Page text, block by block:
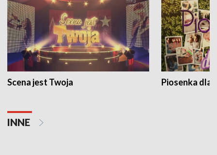
Scena jest Twoja Piosenka dla
INNE